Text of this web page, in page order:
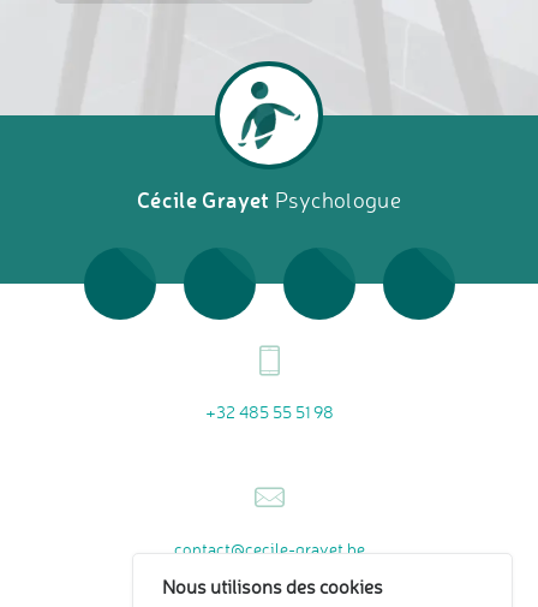
Cécile Grayet Psychologue
+32 485 55 51 98
contact@cecile-grayet.be
Nous utilisons des cookies